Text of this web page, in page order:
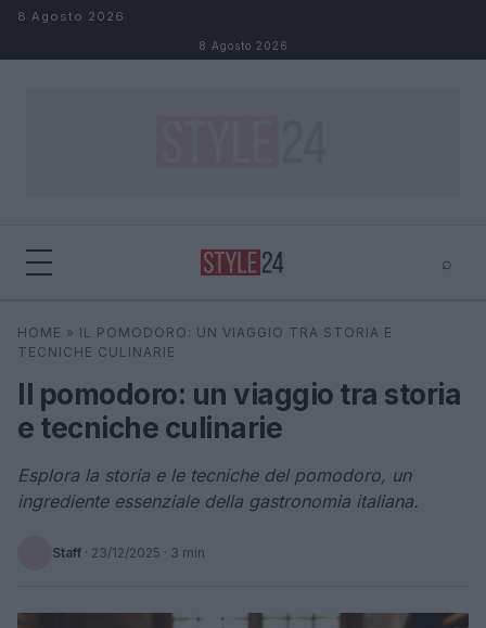
Salta al contenuto
8 Agosto 2026
8 Agosto 2026
⌕
Cerca
HOME » IL POMODORO: UN VIAGGIO TRA STORIA E
TECNICHE CULINARIE
Il pomodoro: un viaggio tra storia
e tecniche culinarie
Esplora la storia e le tecniche del pomodoro, un
ingrediente essenziale della gastronomia italiana.
Staff · 23/12/2025 · 3 min